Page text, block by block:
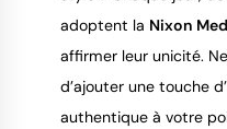
adoptent la Nixon
affirmer leur unicité.
d’ajouter une touche
authentique à votre